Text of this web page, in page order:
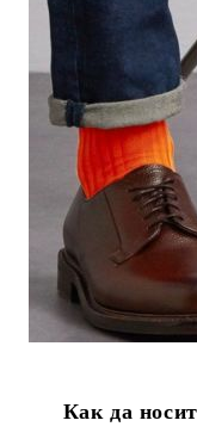
Как да